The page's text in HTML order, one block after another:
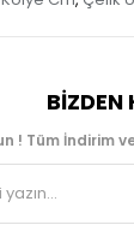
BIZDEN
! Tüm İndirim